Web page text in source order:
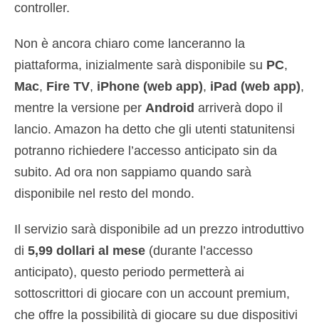
controller.
Non è ancora chiaro come lanceranno la
piattaforma, inizialmente sarà disponibile su PC,
Mac, Fire TV, iPhone (web app), iPad (web app),
mentre la versione per Android arriverà dopo il
lancio. Amazon ha detto che gli utenti statunitensi
potranno richiedere l’accesso anticipato sin da
subito. Ad ora non sappiamo quando sarà
disponibile nel resto del mondo.
Il servizio sarà disponibile ad un prezzo introduttivo
di 5,99 dollari al mese (durante l’accesso
anticipato), questo periodo permetterà ai
sottoscrittori di giocare con un account premium,
che offre la possibilità di giocare su due dispositivi